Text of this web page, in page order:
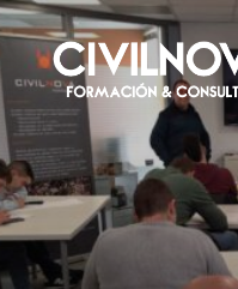
Saltar
contenido